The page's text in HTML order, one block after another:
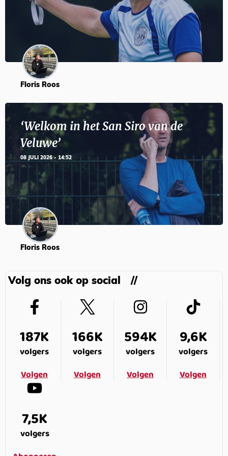
Floris Roos
‘Welkom in het San Siro van de
Veluwe’
08 JULI 2026 - 14:52
Floris Roos
Volg ons ook op social
187K
volgers
Volgen
166K
volgers
Volgen
594K
volgers
Volgen
9,6K
volgers
Volgen
7,5K
volgers